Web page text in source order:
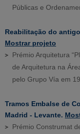
Públicas e
Reabilitação do
Mostrar projeto
Prémio Arquitetura
de Arquitetura na
pelo Grupo Vía em
Tramos Embalse de
Madrid - Levante.
Prémio Construmat